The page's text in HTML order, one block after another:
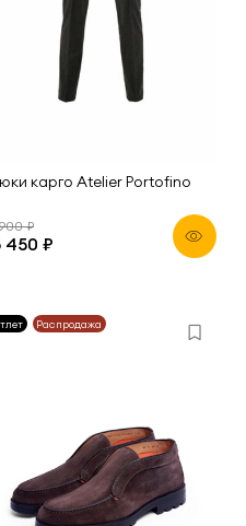
карго Atelier Portofino
₽
450 ₽
Распродажа